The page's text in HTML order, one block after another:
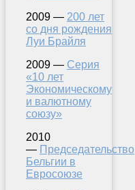
2009 — 200 лет
со дня рождения
Луи Брайля
2009 — Серия
«10 лет
Экономическому
и валютному
союзу»
2010
— Председательство
Бельгии в
Евросоюзе